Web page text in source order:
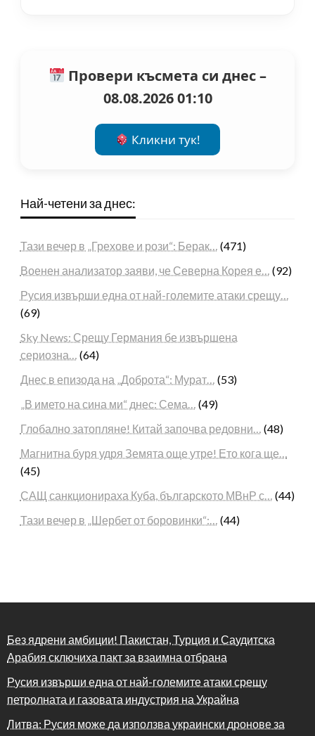
Провери късмета си днес –
08.08.2026 01:10
Кликни тук!
Най-четени за днес:
Тази вечер в „Грехове и рози“: Берак… (471)
Военен анализатор заяви, че Северна Корея е… (92)
Русия извърши една от най-големите атаки срещу…
(69)
Sky News: Срещу Германия бе извършена
сериозна… (64)
Днес в епизода на „Доброта“: Мурат… (53)
„В името на сина ми“ днес: Сема… (49)
Глобално затопляне! Китай започва редовни… (48)
Магнитна буря удря Земята още утре! Ето кога ще…
(45)
САЩ санкционираха Куба, българското МВнР с… (44)
Тази вечер в „Шербет от боровинки“:… (44)
Без ядрени амбиции! Пакистан, Турция и Саудитска
Арабия сключиха пакт за взаимна отбрана
Русия извърши една от най-големите атаки срещу
петролната и газовата индустрия на Украйна
Литва: Русия може да използва украински дронове за